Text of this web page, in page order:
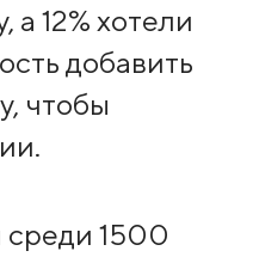
12% хотели
добавить
чтобы
1500